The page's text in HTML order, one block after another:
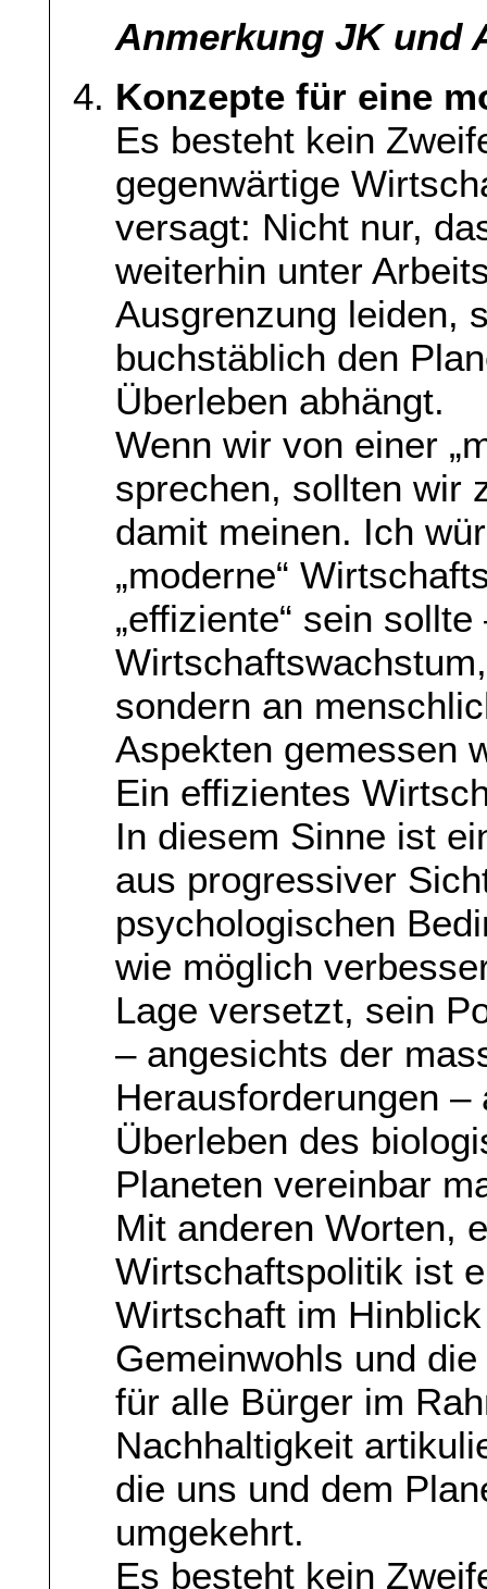
Anmerkung JK und
Konzepte für eine
Es besteht kein
gegenwärtige
versagt: Nicht nur,
weiterhin unter
Ausgrenzung leiden,
buchstäblich den
Überleben abhängt.
Wenn wir von einer
sprechen, sollten wir
damit meinen. Ich
„moderne“
„effiziente“ sein
sondern an
Aspekten gemessen
Ein effizientes
In diesem Sinne ist
aus progressiver
psychologischen
wie möglich
Lage versetzt, sein
– angesichts der
Herausforderungen
Überleben des
Planeten vereinbar
Mit anderen Worten,
Wirtschaftspolitik ist
Wirtschaft im
Gemeinwohls und
für alle Bürger im
Nachhaltigkeit
die uns und dem
umgekehrt.
Es besteht kein